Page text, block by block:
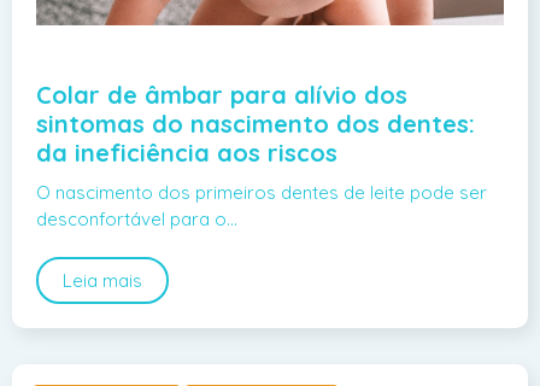
Colar de âmbar para alívio dos
sintomas do nascimento dos dentes:
da ineficiência aos riscos
O nascimento dos primeiros dentes de leite pode ser
desconfortável para o…
Leia mais